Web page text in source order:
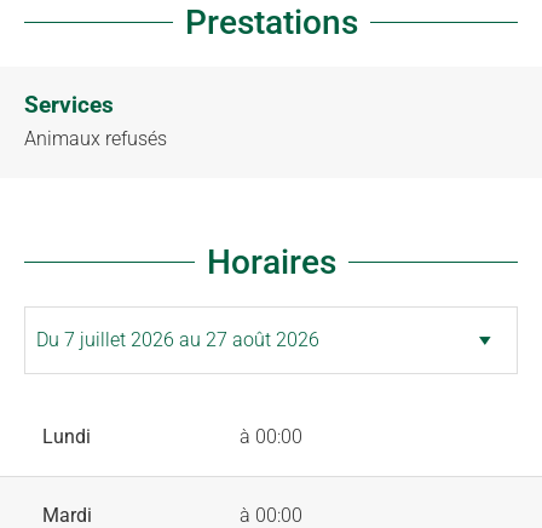
Prestations
Services
Animaux refusés
Horaires
Lundi à 00:00
Mardi à 00:00